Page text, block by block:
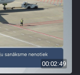
00:02:49